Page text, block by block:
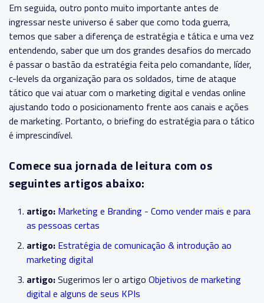
Em seguida, outro ponto muito importante antes de
ingressar neste universo é saber que como toda guerra,
temos que saber a diferença de estratégia e tática e uma vez
entendendo, saber que um dos grandes desafios do mercado
é passar o bastão da estratégia feita pelo comandante, líder,
c-levels da organização para os soldados, time de ataque
tático que vai atuar com o marketing digital e vendas online
ajustando todo o posicionamento frente aos canais e ações
de marketing. Portanto, o briefing do estratégia para o tático
é imprescindível.
Comece sua jornada de leitura com os
seguintes artigos abaixo:
artigo: Marketing e Branding - Como vender mais e para
as pessoas certas
artigo: Estratégia de comunicação & introdução ao
marketing digital
artigo:Sugerimos ler o artigo Objetivos de marketing
digital e alguns de seus KPIs